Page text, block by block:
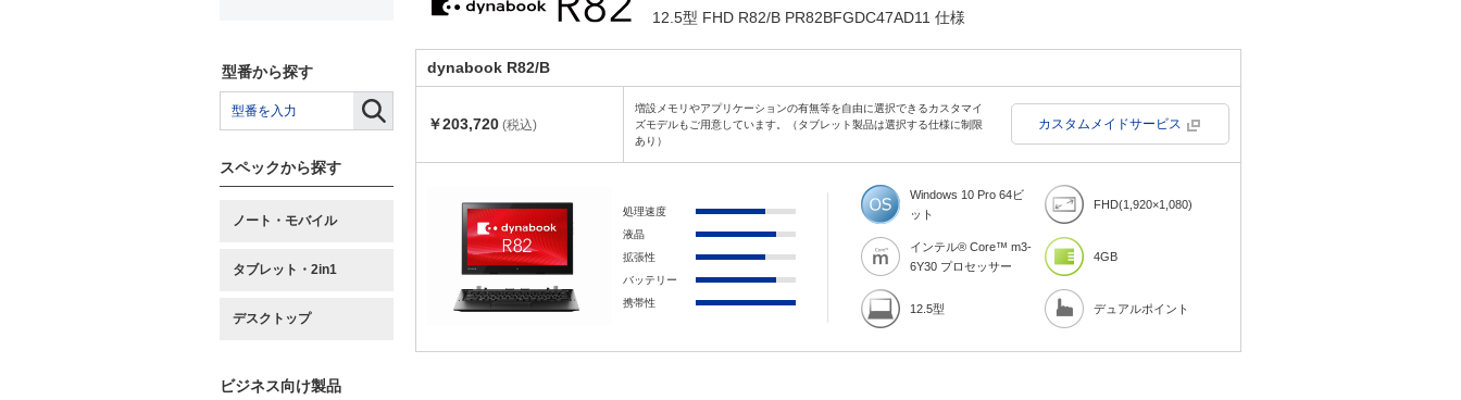
型番から探す
スペックから探す
ノート・モバイル
タブレット・2in1
デスクトップ
ビジネス向け製品
12.5型 FHD R82/B PR82BFGDC47AD11 仕様
dynabook R82/B
￥203,720 (税込)
増設メモリやアプリケーションの有無等を自由に選択できるカスタマイ
ズモデルもご用意しています。（タブレット製品は選択する仕様に制限
あり）
カスタムメイドサービス
処理速度
液晶
拡張性
バッテリー
携帯性
Windows 10 Pro 64ビ
ット
インテル® Core™ m3-
6Y30 プロセッサー
12.5型
FHD(1,920×1,080)
4GB
デュアルポイント